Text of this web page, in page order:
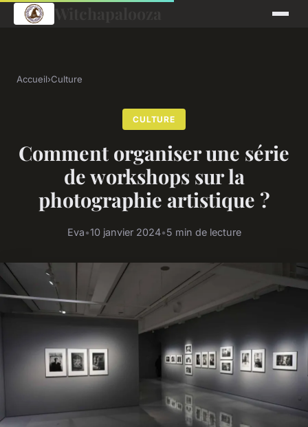
Accueil›Culture
CULTURE
Comment organiser une série
de workshops sur la
photographie artistique ?
Eva•10 janvier 2024•5 min de lecture